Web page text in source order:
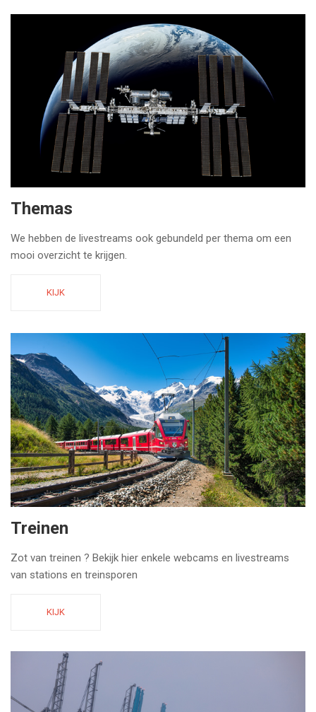
Themas
We hebben de livestreams ook gebundeld per thema om een
mooi overzicht te krijgen.
KIJK
Treinen
Zot van treinen ? Bekijk hier enkele webcams en livestreams
van stations en treinsporen
KIJK